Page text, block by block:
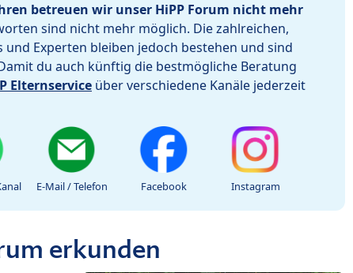
betreuen wir unser HiPP Forum nicht mehr
sind nicht mehr möglich. Die zahlreichen,
Experten bleiben jedoch bestehen und sind
du auch künftig die bestmögliche Beratung
Elternservice über verschiedene Kanäle jederzeit
E-Mail / Telefon Facebook Instagram
erkunden